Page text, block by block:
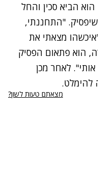
הביא סכין והחל
"התחננתי,
מצאתי את
הוא פתאום הפסיק
אותי". לאחר מכן
להימלט.
מצאתם טעות לשון?